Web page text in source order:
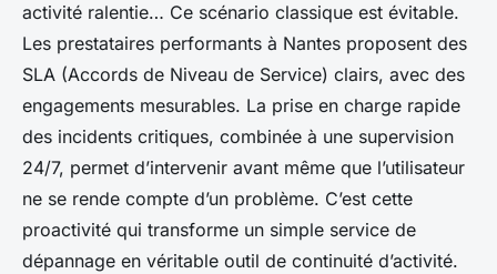
activité ralentie… Ce scénario classique est évitable.
Les prestataires performants à Nantes proposent des
SLA (Accords de Niveau de Service) clairs, avec des
engagements mesurables. La prise en charge rapide
des incidents critiques, combinée à une supervision
24/7, permet d’intervenir avant même que l’utilisateur
ne se rende compte d’un problème. C’est cette
proactivité qui transforme un simple service de
dépannage en véritable outil de continuité d’activité.